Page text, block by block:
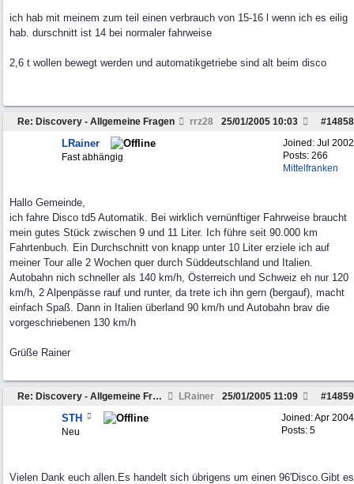
ich hab mit meinem zum teil einen verbrauch von 15-16 l wenn ich es eilig
hab. durschnitt ist 14 bei normaler fahrweise
2,6 t wollen bewegt werden und automatikgetriebe sind alt beim disco
Re: Discovery - Allgemeine Fragen rrz28 #14858
25/01/2005 10:03
Joined: Jul 2002
Posts: 266
Mittelfranken
LRainer
Fast abhängig
Hallo Gemeinde,
ich fahre Disco td5 Automatik. Bei wirklich vernünftiger Fahrweise braucht
mein gutes Stück zwischen 9 und 11 Liter. Ich führe seit 90.000 km
Fahrtenbuch. Ein Durchschnitt von knapp unter 10 Liter erziele ich auf
meiner Tour alle 2 Wochen quer durch Süddeutschland und Italien.
Autobahn nich schneller als 140 km/h, Österreich und Schweiz eh nur 120
km/h, 2 Alpenpässe rauf und runter, da trete ich ihn gern (bergauf), macht
einfach Spaß. Dann in Italien überland 90 km/h und Autobahn brav die
vorgeschriebenen 130 km/h
Grüße Rainer
Re: Discovery - Allgemeine Fragen LRainer #14859
25/01/2005 11:09
Joined:Apr 2004
Posts: 5
STH
Neu
Vielen Dank euch allen.Es handelt sich übrigens um einen 96'Disco.Gibt es